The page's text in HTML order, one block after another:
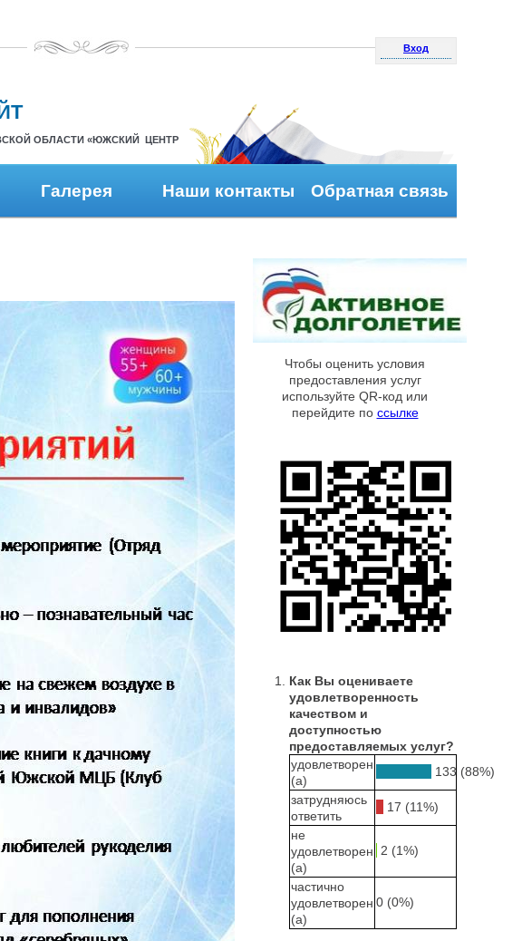
Вход
ОБЛАСТИ «ЮЖСКИЙ ЦЕНТР
Галерея Наши контакты Обратная связь
Чтобы оценить условия
предоставления услуг
используйте QR-код или
перейдите по ссылке
Как Вы оцениваете
удовлетворенность
качеством и
доступностью
предоставляемых услуг?
удовлетворен
(а)
133 (88%)
затрудняюсь
ответить
17 (11%)
не
удовлетворен
(а)
2 (1%)
частично
удовлетворен
(а)
0 (0%)